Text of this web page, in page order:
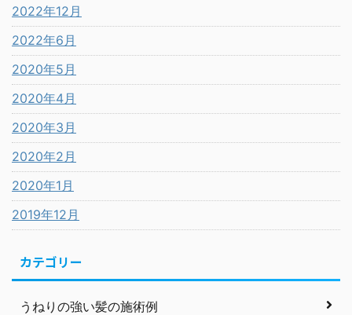
2022年12月
2022年6月
2020年5月
2020年4月
2020年3月
2020年2月
2020年1月
2019年12月
カテゴリー
うねりの強い髪の施術例